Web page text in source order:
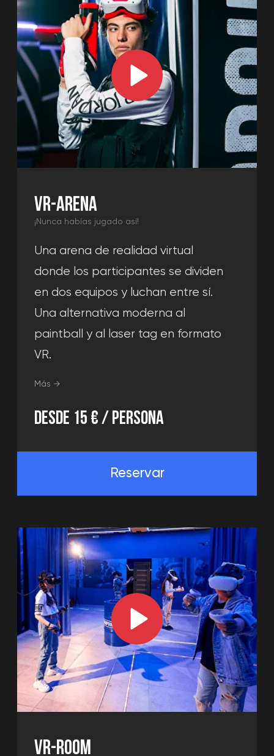
SALÓN DE DESCANSO
Cómodo espacio para eventos. Aquí
divertirse con tus amigos jugando
juegos, a la espera de salir a la arena.
Más →
Evento memorable
DESDE 20 € / PERSONA
Reservar
PARTICIPA EN UNA BATALLA
ÉPICA CON
CELEBRA UN CUMPLEAÑOS
COLORIDO O
TUS COMPAÑEROS
Utiliza el lugar que mejor se adapte a
tus necesidades y te ayudaremos a
pasarlo en grande.